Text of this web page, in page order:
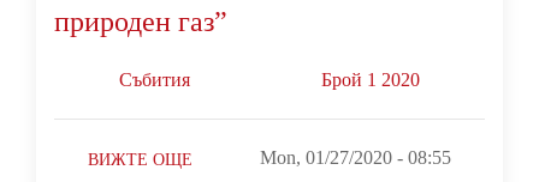
природен газ”
Събития Брой 1 2020
ВИЖТЕ ОЩЕ Mon, 01/27/2020 - 08:55